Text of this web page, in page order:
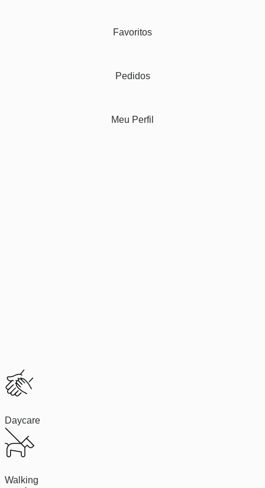
Favoritos
Pedidos
Meu Perfil
Daycare
Walking